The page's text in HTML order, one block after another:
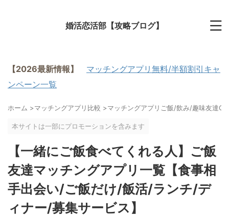
婚活恋活部【攻略ブログ】
【2026最新情報】
マッチングアプリ無料/半額割引キャ
ンペーン一覧
ホーム >マッチングアプリ比較 >マッチングアプリご飯/飲み/趣味友達Q
本サイトは一部にプロモーションを含みます
【一緒にご飯食べてくれる人】ご飯
友達マッチングアプリ一覧【食事相
手出会い/ご飯だけ/飯活/ランチ/デ
ィナー/募集サービス】